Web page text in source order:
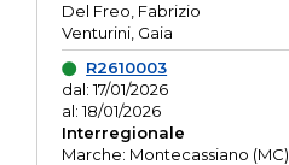
Del Freo, Fabrizio
Venturini, Gaia
R2610003
dal: 17/01/2026
al: 18/01/2026
Interregionale
Marche: Montecassiano (MC)